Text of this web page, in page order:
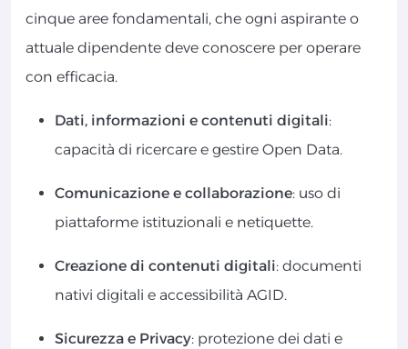
cinque aree fondamentali, che ogni aspirante o
attuale dipendente deve conoscere per operare
con efficacia.
Dati, informazioni e contenuti digitali:
capacità di ricercare e gestire Open Data.
Comunicazione e collaborazione: uso di
piattaforme istituzionali e netiquette.
Creazione di contenuti digitali: documenti
nativi digitali e accessibilità AGID.
Sicurezza e Privacy: protezione dei dati e